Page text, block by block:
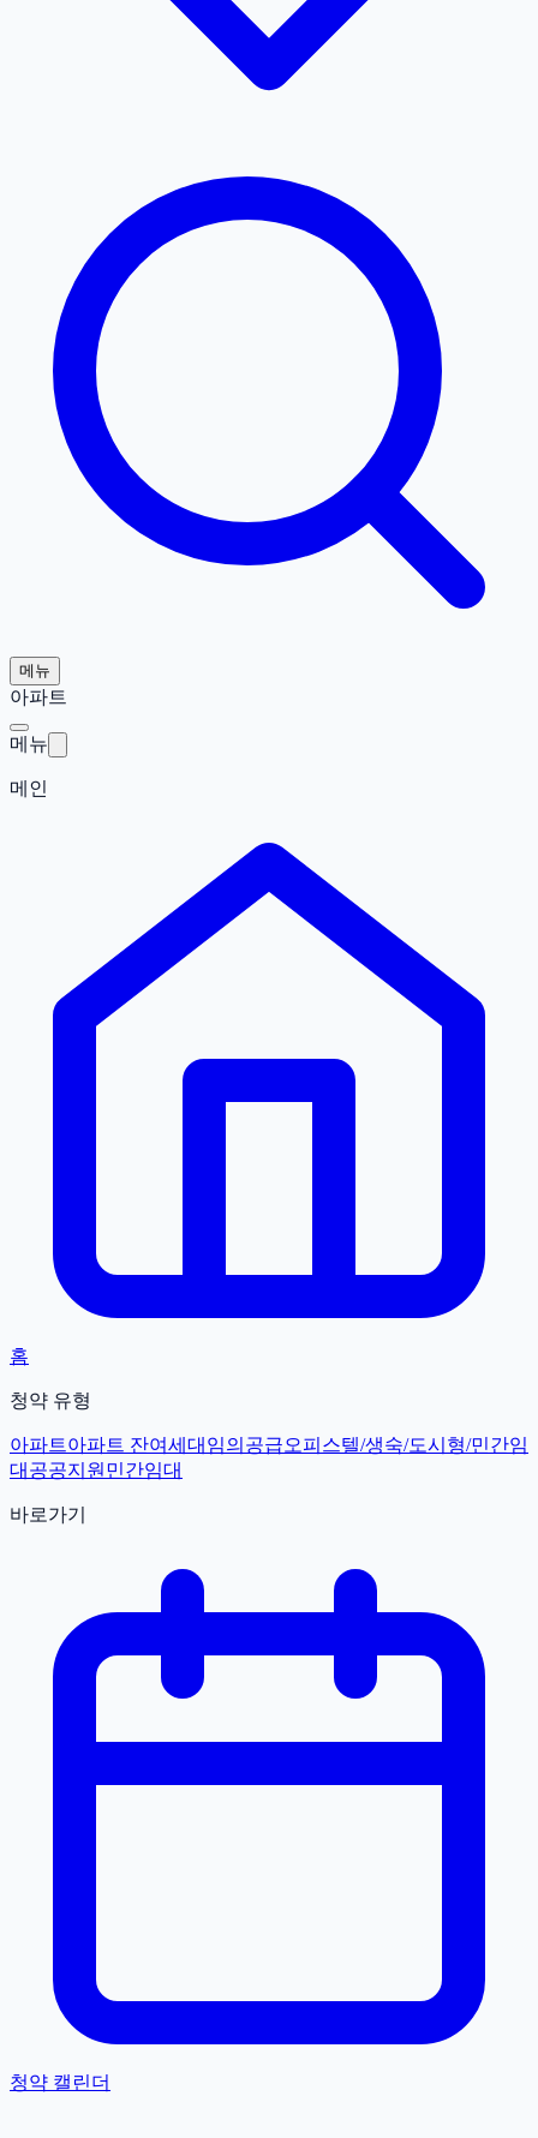
메뉴
아파트
메뉴
메인
홈
청약 유형
아파트아파트 잔여세대 임의공급오피스텔/생숙/도시형/민간임
대 공공지원민간임대
바로가기
청약 캘린더